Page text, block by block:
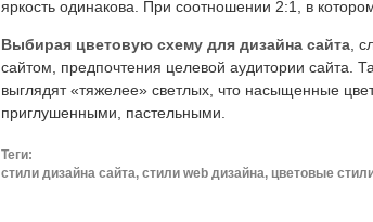
яркость одинакова. При соотношении 2:1, в
Выбирая цветовую схему для дизайна сайта ,
сайтом, предпочтения целевой аудитории сайта.
выглядят «тяжелее» светлых, что насыщенные
приглушенными, пастельными.
Теги:
стили дизайна сайта, стили web дизайна, цветовые